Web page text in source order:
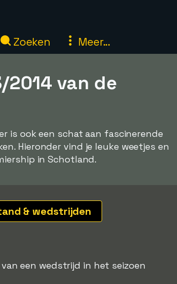
Zoeken Meer...
2014 van de
is ook een schat aan fascinerende
Hieronder vind je leuke weetjes en
in Schotland.
& wedstrijden
van een wedstrijd in het seizoen